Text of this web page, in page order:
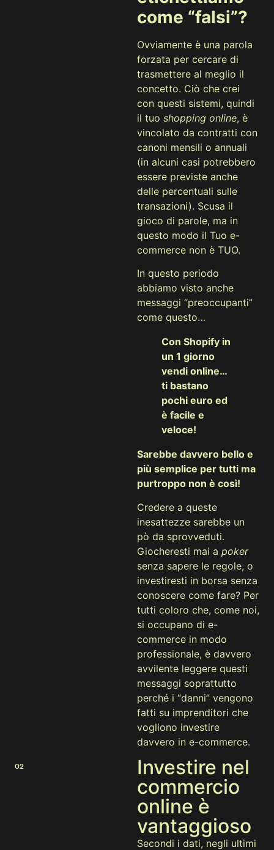
come “falsi”?
Ovviamente è una parola
forzata per cercare di
trasmettere al meglio il
concetto. Ciò che crei
con questi sistemi, quindi
il tuo shopping online, è
vincolato da contratti con
canoni mensili o annuali
(in alcuni casi potrebbero
essere previste anche
delle percentuali sulle
transazioni). Scusa il
gioco di parole, ma in
questo modo il Tuo e-
commerce non è TUO.
In questo periodo
abbiamo visto anche
messaggi “preoccupanti”
come questo…
Con Shopify in
un 1 giorno
vendi online…
ti bastano
pochi euro ed
è facile e
veloce!
Sarebbe davvero bello e
più semplice per tutti ma
purtroppo non è così!
Credere a queste
inesattezze sarebbe un
pò da sprovveduti.
Giocheresti mai a poker
senza sapere le regole, o
investiresti in borsa senza
conoscere come fare? Per
tutti coloro che, come noi,
si occupano di e-
commerce in modo
professionale, è davvero
avvilente leggere questi
messaggi soprattutto
perché i “danni” vengono
fatti su imprenditori che
vogliono investire
davvero in e-commerce.
02
Investire nel
commercio
online è
vantaggioso
Secondi i dati, negli ultimi